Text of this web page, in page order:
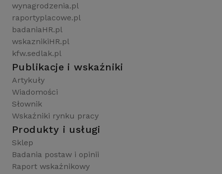
wynagrodzenia.pl
raportyplacowe.pl
badaniaHR.pl
wskaznikiHR.pl
kfw.sedlak.pl
Publikacje i wskaźniki
Artykuły
Wiadomości
Słownik
Wskaźniki rynku pracy
Produkty i usługi
Sklep
Badania postaw i opinii
Raport wskaźnikowy